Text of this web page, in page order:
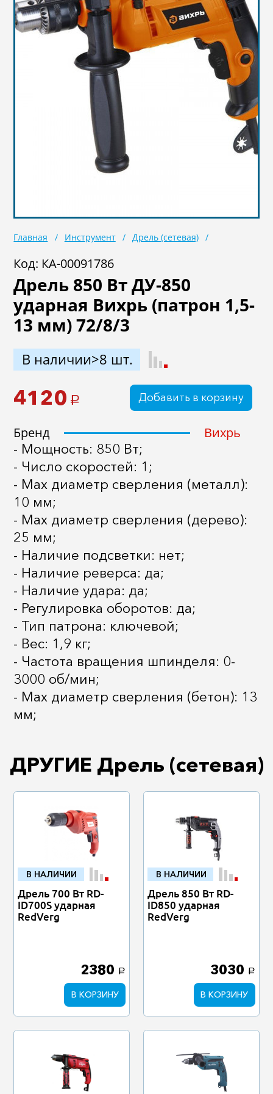
Масла
Иномарки
Крепеж колесный
Мототехника
Садовая техника
Инструмент
Лодки и моторы
Активный отдых
Электроинструмент
Главная Инструмент Дрель (сетевая)
Код: КА-00091786
Дрель 850 Вт ДУ-850
ударная Вихрь (патрон 1,5-
13 мм) 72/8/3
В наличии>8 шт.
4120 a Добавить в корзину
Бренд Вихрь
- Мощность: 850 Вт;
- Число скоростей: 1;
- Max диаметр сверления (металл):
10 мм;
- Мах диаметр сверления (дерево):
25 мм;
- Наличие подсветки: нет;
- Наличие реверса: да;
- Наличие удара: да;
- Регулировка оборотов: да;
- Тип патрона: ключевой;
- Вес: 1,9 кг;
- Частота вращения шпинделя: 0-
3000 об/мин;
- Мах диаметр сверления (бетон): 13
мм;
ДРУГИЕ Дрель (сетевая)
В НАЛИЧИИ
Дрель 700 Вт RD-
ID700S ударная
RedVerg
2380 a
В КОРЗИНУ
В НАЛИЧИИ
Дрель 850 Вт RD-
ID850 ударная
RedVerg
3030 a
В КОРЗИНУ